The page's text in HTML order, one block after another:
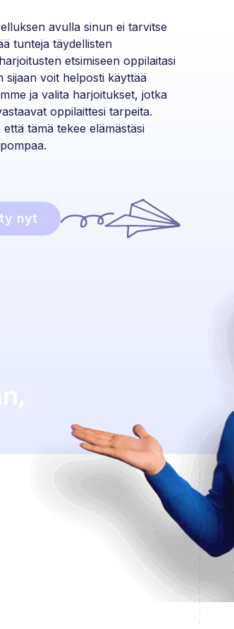
avulla sinun ei tarvitse
tunteja täydellisten
etsimiseen oppilaitasi
sijaan voit helposti käyttää
ja valita harjoitukset, jotka
oppilaittesi tarpeita.
että tämä tekee elämästäsi
nyt